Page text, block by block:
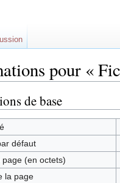
pour «
de base
défaut
page (en octets)
la page